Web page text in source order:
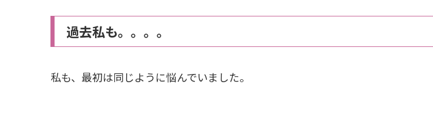
過去私も。。。。
私も、最初は同じように悩んでいました。